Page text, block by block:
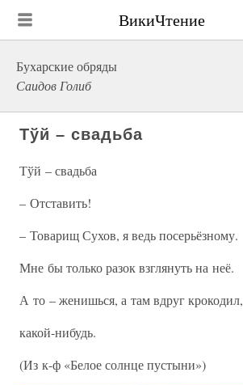
ВикиЧтение
Бухарские обряды
Саидов Голиб
Тўй – свадьба
Тўй – свадьба
– Отставить!
– Товарищ Сухов, я ведь посерьёзному.
Мне бы только разок взглянуть на неё.
А то – женишься, а там вдруг крокодил,
какой-нибудь.
(Из к-ф «Белое солнце пустыни»)